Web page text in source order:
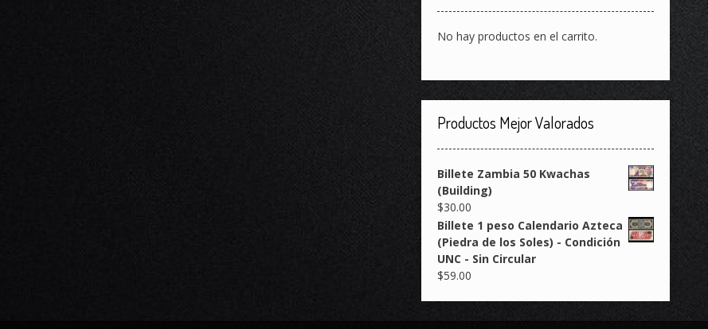
No hay productos en el carrito.
Productos Mejor Valorados
Billete Zambia 50 Kwachas
(Building)
$30.00
Billete 1 peso Calendario Azteca
(Piedra de los Soles) - Condición
UNC - Sin Circular
$59.00